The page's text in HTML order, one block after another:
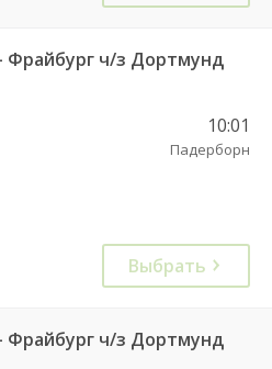
Фрайбург ч/з Дортмунд
10:01
Падерборн
Выбрать
Фрайбург ч/з Дортмунд